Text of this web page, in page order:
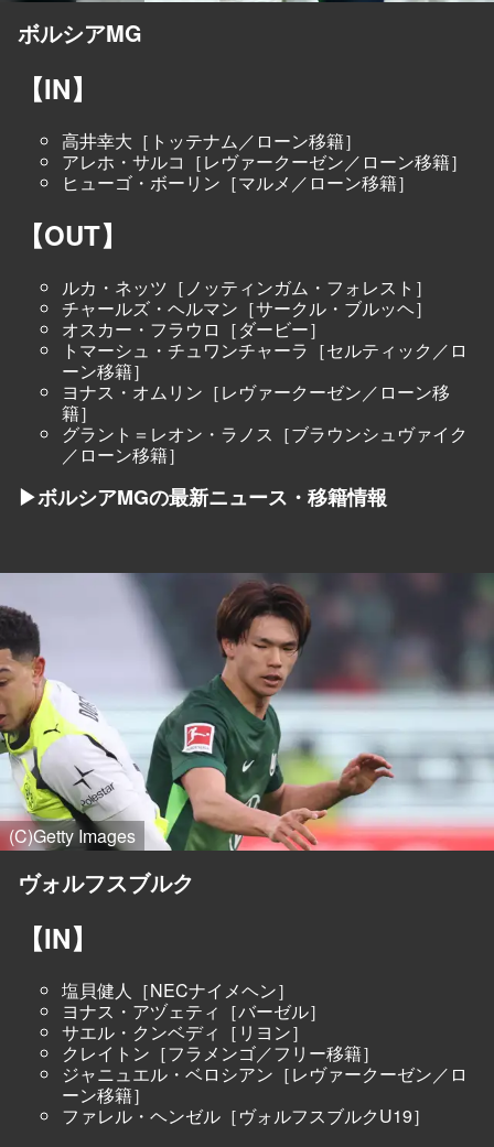
ボルシアMG
【IN】
高井幸大［トッテナム／ローン移籍］
アレホ・サルコ［レヴァークーゼン／ローン移籍］
ヒューゴ・ボーリン［マルメ／ローン移籍］
【OUT】
ルカ・ネッツ［ノッティンガム・フォレスト］
チャールズ・ヘルマン［サークル・ブルッヘ］
オスカー・フラウロ［ダービー］
トマーシュ・チュワンチャーラ［セルティック／ロ
ーン移籍］
ヨナス・オムリン［レヴァークーゼン／ローン移
籍］
グラント＝レオン・ラノス［ブラウンシュヴァイク
／ローン移籍］
▶ボルシアMGの最新ニュース・移籍情報
(C)Getty Images
ヴォルフスブルク
【IN】
塩貝健人［NECナイメヘン］
ヨナス・アヅェティ［バーゼル］
サエル・クンベディ［リヨン］
クレイトン［フラメンゴ／フリー移籍］
ジャニュエル・ベロシアン［レヴァークーゼン／ロ
ーン移籍］
ファレル・ヘンゼル［ヴォルフスブルクU19］